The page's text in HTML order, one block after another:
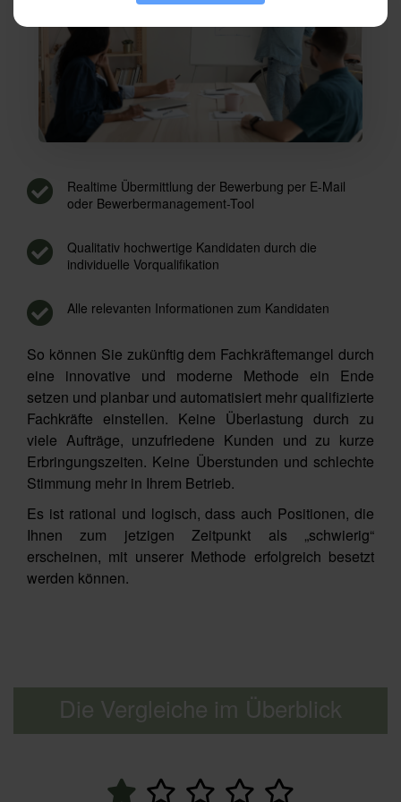
Realtime Übermittlung der Bewerbung per E-Mail
oder Bewerbermanagement-Tool
Qualitativ hochwertige Kandidaten durch die
individuelle Vorqualifikation
Alle relevanten Informationen zum Kandidaten
So können Sie zukünftig dem Fachkräftemangel durch
eine innovative und moderne Methode ein Ende
setzen und planbar und automatisiert mehr qualifizierte
Fachkräfte einstellen. Keine Überlastung durch zu
viele Aufträge, unzufriedene Kunden und zu kurze
Erbringungszeiten. Keine Überstunden und schlechte
Stimmung mehr in Ihrem Betrieb.
Es ist rational und logisch, dass auch Positionen, die
Ihnen zum jetzigen Zeitpunkt als „schwierig“
erscheinen, mit unserer Methode erfolgreich besetzt
werden können.
Die Vergleiche im Überblick